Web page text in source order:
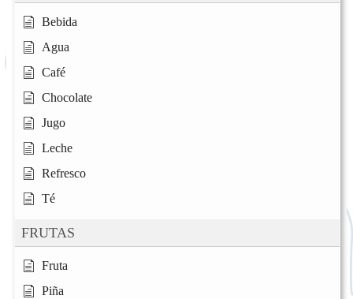
Bebida
Agua
Café
Chocolate
Jugo
Leche
Refresco
Té
FRUTAS
Fruta
Piña